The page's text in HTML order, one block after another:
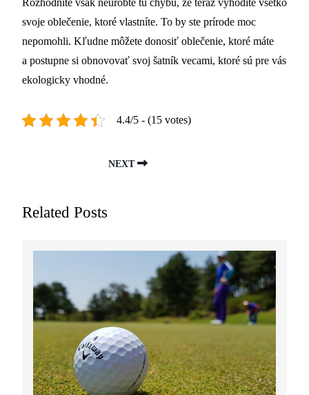
svoje oblečenie, ktoré vlastníte. To by ste prírode moc
nepomohli. Kľudne môžete donosiť oblečenie, ktoré máte
a postupne si obnovovať svoj šatník vecami, ktoré sú pre vás
ekologicky vhodné.
4.4/5 - (15 votes)
NEXT
Related Posts